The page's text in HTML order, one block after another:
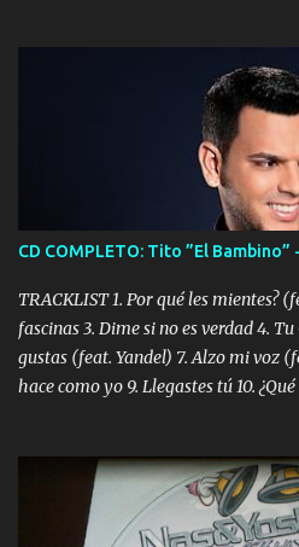
CD COMPLETO: Tito ”El Bambino”
TRACKLIST 1. Por qué les mientes?
fascinas 3. Dime si no es verdad 4.
gustas (feat. Yandel) 7. Alzo mi voz
hace como yo 9. Llegastes tú 10.
Digital Booklet – Invicto
Album proposto al massimo della
AAC M4A; comprato su iTunes e a